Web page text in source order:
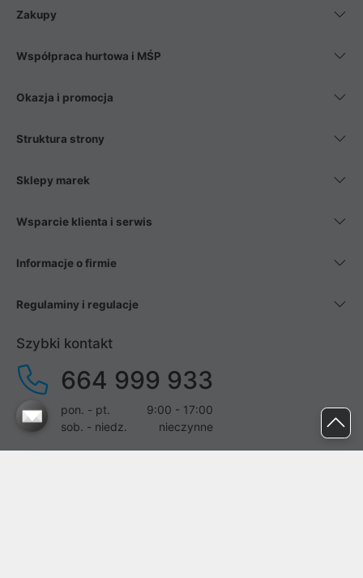
Zakupy
Współpraca hurtowa i MŚP
Okazja i promocja
Struktura strony
Sklepy marek
Wsparcie klienta i serwis
Informacje o firmie
Regulaminy i regulacje
Szybki kontakt
664 999 933
pon. - pt.
9:00 - 17:00
sob. - niedz.
nieczynne